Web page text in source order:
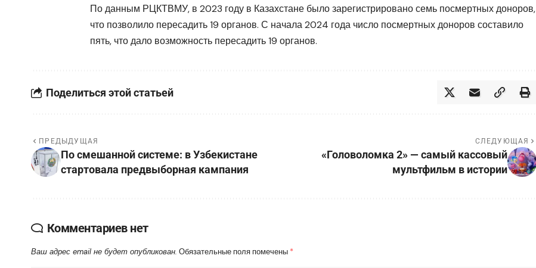
По данным РЦКТВМУ, в 2023 году в Казахстане было зарегистрировано семь посмертных доноров,
что позволило пересадить 19 органов. С начала 2024 года число посмертных доноров составило
пять, что дало возможность пересадить 19 органов.
Поделиться этой статьей
ПРЕДЫДУЩАЯ
По смешанной системе: в Узбекистане
стартовала предвыборная кампания
СЛЕДУЮЩАЯ
«Головоломка 2» — самый кассовый
мультфильм в истории
Комментариев нет
Ваш адрес email не будет опубликован. Обязательные поля помечены *